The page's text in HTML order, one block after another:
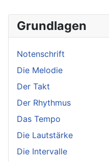
Grundlagen
Notenschrift
Die Melodie
Der Takt
Der Rhythmus
Das Tempo
Die Lautstärke
Die Intervalle